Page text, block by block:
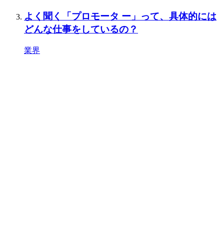
よく聞く「プロモータ ー」って、具体的には
どんな仕事をしているの？
業界